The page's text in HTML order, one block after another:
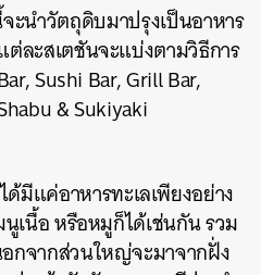
ะนำวัตถุดิบมาปรุงเป็นอาหาร
ละสเตชันจะแบ่งตามวิธีการ
Sushi Bar, Grill Bar,
& Sukiyaki
มีแค่อาหารทะเลเพียงอย่าง
เนื้อ หรือหมูก็ได้เช่นกัน รวม
กจากส่วนใหญ่จะมาจากฝั่ง